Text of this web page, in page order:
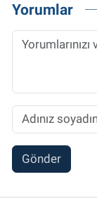
Yorumlar
Gönder